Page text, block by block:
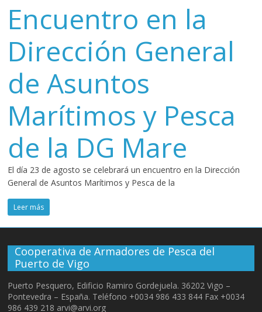
Encuentro en la
Dirección General
de Asuntos
Marítimos y Pesca
de la DG Mare
El día 23 de agosto se celebrará un encuentro en la Dirección
General de Asuntos Marítimos y Pesca de la
Leer más
Cooperativa de Armadores de Pesca del
Puerto de Vigo
Puerto Pesquero, Edificio Ramiro Gordejuela. 36202 Vigo –
Pontevedra – España. Teléfono +0034 986 433 844 Fax +0034
986 439 218 arvi@arvi.org